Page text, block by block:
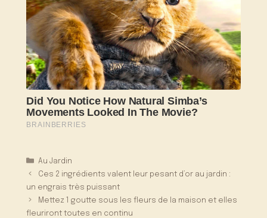
Catégories
Au Jardin
Ces 2 ingrédients valent leur pesant d’or au jardin :
un engrais très puissant
Mettez 1 goutte sous les fleurs de la maison et elles
fleuriront toutes en continu